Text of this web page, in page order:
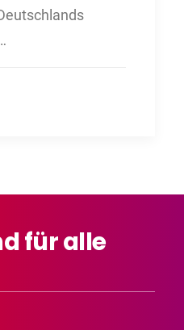
füralle